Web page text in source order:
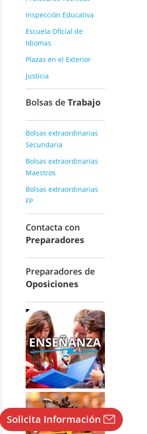
Solicita Información
Inspección Educativa
Escuela Oficial de
Idiomas
Plazas en el Exterior
Justicia
Bolsas de Trabajo
Bolsas extraordinarias
Secundaria
Bolsas extraordinarias
Maestros
Bolsas extraordinarias
FP
Contacta con
Preparadores
Preparadores de
Oposiciones